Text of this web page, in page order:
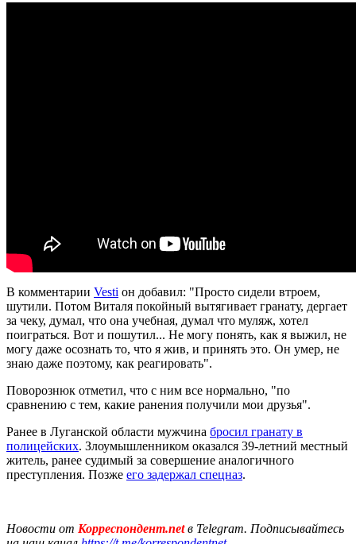
В комментарии Vesti он добавил: "Просто сидели втроем,
шутили. Потом Виталя покойный вытягивает гранату, дергает
за чеку, думал, что она учебная, думал что муляж, хотел
поиграться. Вот и пошутил... Не могу понять, как я выжил, не
могу даже осознать то, что я жив, и принять это. Он умер, не
знаю даже поэтому, как реагировать".
Поворознюк отметил, что с ним все нормально, "по
сравнению с тем, какие ранения получили мои друзья".
Ранее в Луганской области мужчина бросил гранату в
полицейских. Злоумышленником оказался 39-летний местный
житель, ранее судимый за совершение аналогичного
преступления. Позже его задержал спецназ.
Новости от Корреспондент.netв Telegram. Подписывайтесь